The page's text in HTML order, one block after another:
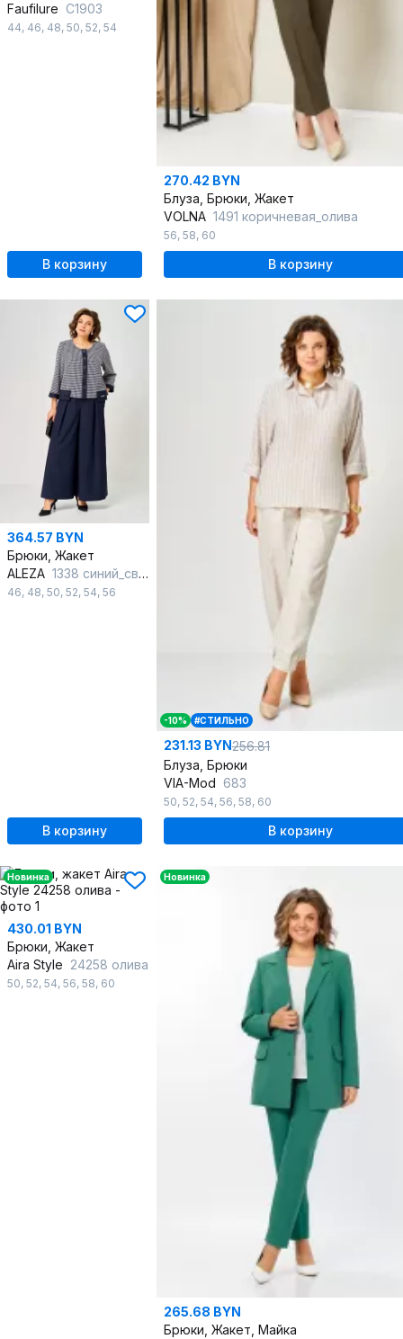
Faufilure С1903
44, 46, 48, 50, 52, 54
В корзину
270.42 BYN
Блуза, Брюки, Жакет
VOLNA 1491 коричневая_олива
56, 58, 60
В корзину
364.57 BYN
Брюки, Жакет
ALEZA 1338 синий_светло-серый
46, 48, 50, 52, 54, 56
В корзину
-10% #СТИЛЬНО
231.13 BYN256.81
Блуза, Брюки
VIA-Mod 683
50, 52, 54, 56, 58, 60
В корзину
Новинка
430.01 BYN
Брюки, Жакет
Aira Style 24258 олива
50, 52, 54, 56, 58, 60
Новинка
265.68 BYN
Брюки, Жакет, Майка